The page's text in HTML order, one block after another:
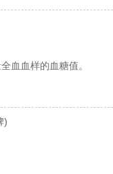
血血样的血糖值。
)